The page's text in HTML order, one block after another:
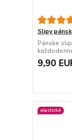
Slipy
Pánske
9,90
elastické